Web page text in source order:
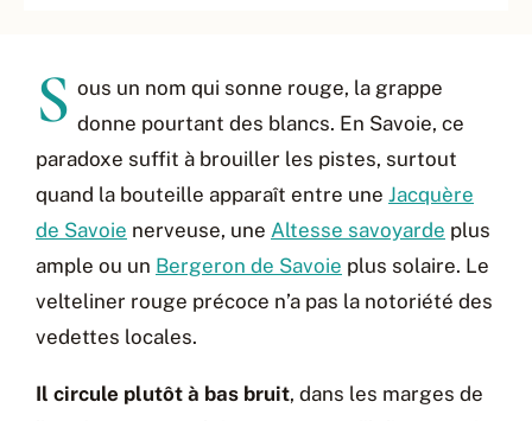
S ous un nom qui sonne rouge, la grappe
donne pourtant des blancs. En Savoie, ce
paradoxe suffit à brouiller les pistes, surtout
quand la bouteille apparaît entre une Jacquère
de Savoie nerveuse, une Altesse savoyarde plus
ample ou un Bergeron de Savoie plus solaire. Le
velteliner rouge précoce n’a pas la notoriété des
vedettes locales.
Il circule plutôt à bas bruit, dans les marges de